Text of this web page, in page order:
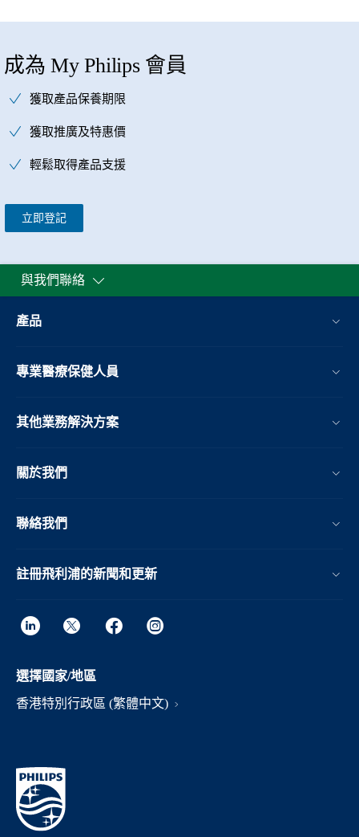
成為 My Philips 會員
獲取產品保養期限
獲取推廣及特惠價
輕鬆取得產品支援
立即登記
與我們聯絡
產品
專業醫療保健人員
其他業務解決方案​
關於我們
聯絡我們
註冊飛利浦的新聞和更新
選擇國家/地區
香港特別行政區 (繁體中文)